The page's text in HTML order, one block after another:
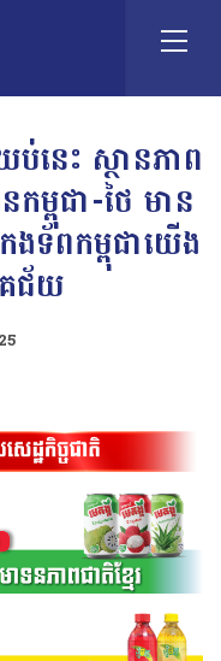
នេះ ស្ថានភាព
ម្ពុជា-ថៃ មាន
ទ័ពកម្ពុជាយើង
ជ័យ